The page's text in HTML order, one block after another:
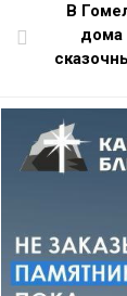
В
дома